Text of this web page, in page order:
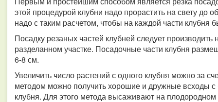
этой процедурой клубни надо прорастить на свету до
надо с таким расчетом, чтобы на каждой части клубня
Посадку резаных частей клубней следует
разделанном участке. Посадочные части клубня
6-8 см.
Увеличить число растений с одного клубня можно за
методом можно получить хорошие и дружные всходы с
клубня. Для этого метода высаживают на